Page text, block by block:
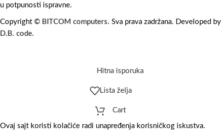
u potpunosti ispravne.
Copyright © BITCOM computers. Sva prava zadržana. Developed by
D.B. code.
Hitna isporuka
Lista želja
Cart
Ovaj sajt koristi kolačiće radi unapređenja korisničkog iskustva.